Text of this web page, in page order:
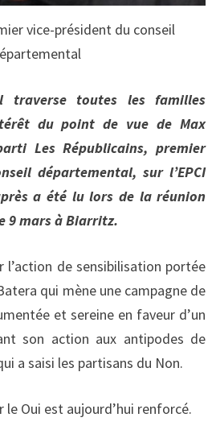
vice-président du conseil
toutes les familles
du point de vue de Max
Les Républicains, premier
départemental, sur l’EPCI
a été lu lors de la réunion
9 mars à Biarritz.
l’action de sensibilisation portée
qui mène une campagne de
et sereine en faveur d’un
son action aux antipodes de
a saisi les partisans du Non.
Oui est aujourd’hui renforcé.